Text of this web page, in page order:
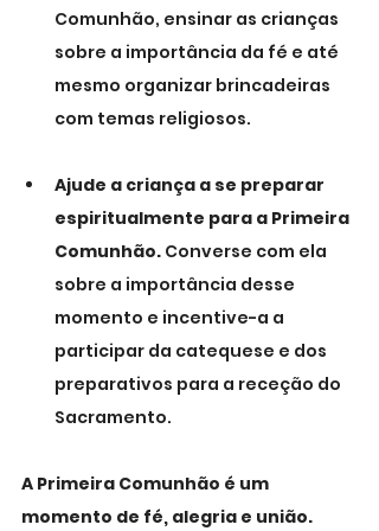
Comunhão, ensinar as crianças
sobre a importância da fé e até
mesmo organizar brincadeiras
com temas religiosos.
Ajude a criança a se preparar
espiritualmente para a Primeira
Comunhão. Converse com ela
sobre a importância desse
momento e incentive-a a
participar da catequese e dos
preparativos para a receção do
Sacramento.
A Primeira Comunhão é um
momento de fé, alegria e união.